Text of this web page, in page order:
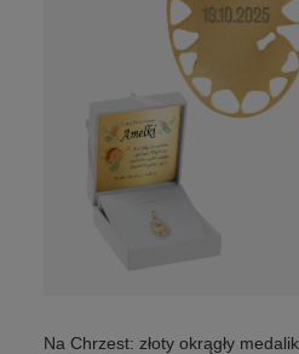
Na Chrzest: złoty okrągły